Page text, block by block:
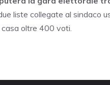
liste collegate al sindaco
oltre 400 voti.